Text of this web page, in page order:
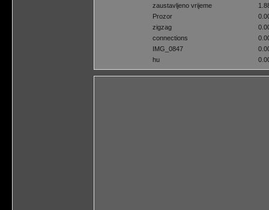
zaustavljeno vrijeme
Prozor
zigzag
connections
IMG_0847
hu